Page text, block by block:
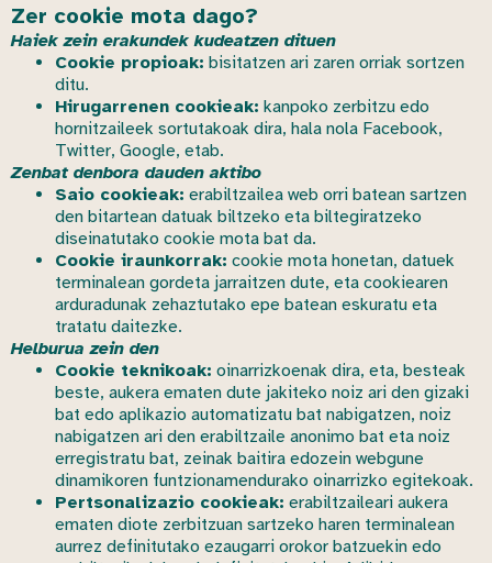
Zer cookie mota dago?
Haiek zein erakundek kudeatzen dituen
Cookie propioak: bisitatzen ari zaren orriak sortzen
ditu.
Hirugarrenen cookieak: kanpoko zerbitzu edo
hornitzaileek sortutakoak dira, hala nola Facebook,
Twitter, Google, etab.
Zenbat denbora dauden aktibo
Saio cookieak: erabiltzailea web orri batean sartzen
den bitartean datuak biltzeko eta biltegiratzeko
diseinatutako cookie mota bat da.
Cookie iraunkorrak: cookie mota honetan, datuek
terminalean gordeta jarraitzen dute, eta cookiearen
arduradunak zehaztutako epe batean eskuratu eta
tratatu daitezke.
Helburua zein den
Cookie teknikoak: oinarrizkoenak dira, eta, besteak
beste, aukera ematen dute jakiteko noiz ari den gizaki
bat edo aplikazio automatizatu bat nabigatzen, noiz
nabigatzen ari den erabiltzaile anonimo bat eta noiz
erregistratu bat, zeinak baitira edozein webgune
dinamikoren funtzionamendurako oinarrizko egitekoak.
Pertsonalizazio cookieak: erabiltzaileari aukera
ematen diote zerbitzuan sartzeko haren terminalean
aurrez definitutako ezaugarri orokor batzuekin edo